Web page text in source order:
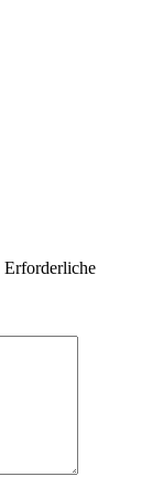
Erforderliche